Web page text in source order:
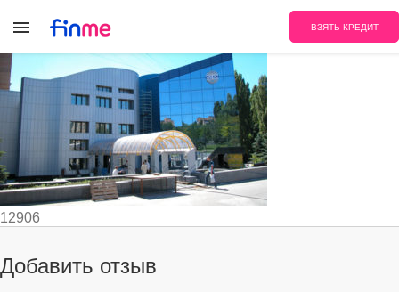
ВЗЯТЬ КРЕДИТ
12906
Добавить отзыв